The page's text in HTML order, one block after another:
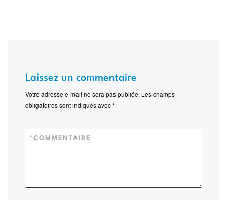
Laissez un commentaire
Votre adresse e-mail ne sera pas publiée. Les champs
obligatoires sont indiqués avec*
COMMENTAIRE
*